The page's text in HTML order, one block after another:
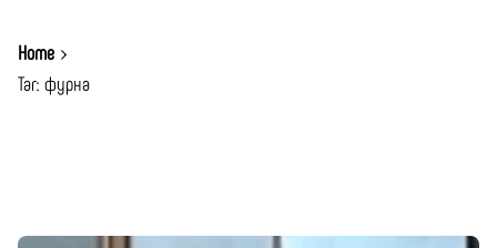
Home
Таг: фурна